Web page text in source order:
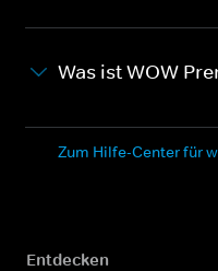
Was ist WOW
Zum Hilfe-Center für
Entdecken